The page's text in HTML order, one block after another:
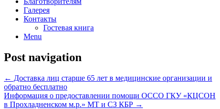
Галерея
Контакты
Гостевая книга
Menu
Post navigation
← Доставка лиц старше 65 лет в медицинские организации и
обратно бесплатно
Информация о предоставлении помощи ОССО ГКУ «КЦСОН
в Прохладненском м.р.» МТ и СЗ КБР →